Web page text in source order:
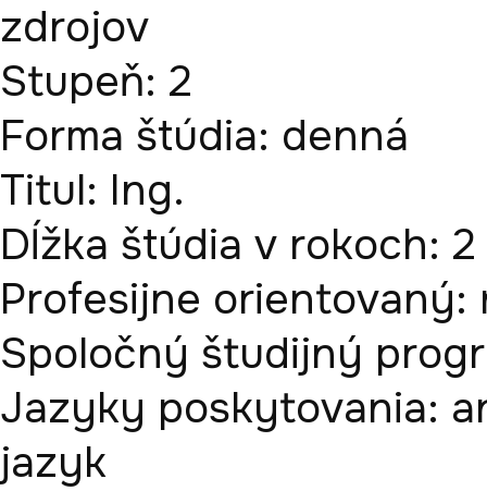
zdrojov
Stupeň: 2
Forma štúdia: denná
Titul: Ing.
Dĺžka štúdia v rokoch: 2
Profesijne orientovaný:
Spoločný študijný
Jazyky poskytovania:
jazyk